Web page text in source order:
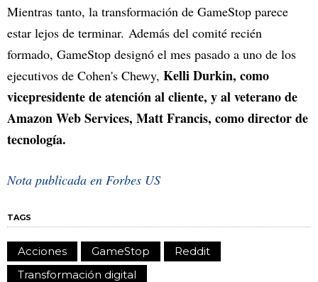
Mientras tanto, la transformación de GameStop parece
estar lejos de terminar. Además del comité recién
formado, GameStop designó el mes pasado a uno de los
ejecutivos de Cohen's Chewy, Kelli Durkin, como
vicepresidente de atención al cliente, y al veterano de
Amazon Web Services, Matt Francis, como director de
tecnología.
Nota publicada en Forbes US
TAGS
Acciones GameStop
Reddit
Transformación digital